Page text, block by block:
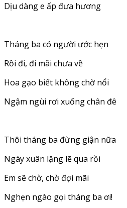
Dịu dàng e ấp đưa hương
Tháng ba có người ước hẹn
Rồi đi, đi mãi chưa về
Hoa gạo biết không chờ nổi
Ngậm ngùi rơi xuống chân đê
Thôi tháng ba đừng giận nữa
Ngày xuân lặng lẽ qua rồi
Em sẽ chờ, chờ đợi mãi
Nghẹn ngào gọi tháng ba ơi!